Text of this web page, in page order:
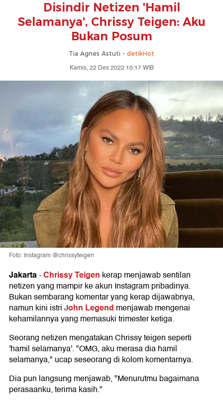
Disindir Netizen 'Hamil
Selamanya', Chrissy Teigen: Aku
Bukan Posum
Tia Agnes Astuti - detikHot
Kamis, 22 Des 2022 10:17 WIB
Foto: Instagram @chrissyteigen
Jakarta-Chrissy Teigen kerap menjawab sentilan
netizen yang mampir ke akun Instagram pribadinya.
Bukan sembarang komentar yang kerap dijawabnya,
namun kini istri John Legend menjawab mengenai
kehamilannya yang memasuki trimester ketiga.
Seorang netizen mengatakan Chrissy teigen seperti
'hamil selamanya'. "OMG, aku merasa dia hamil
selamanya," ucap seseorang di kolom komentarnya.
Dia pun langsung menjawab, "Menurutmu bagaimana
perasaanku, terima kasih."